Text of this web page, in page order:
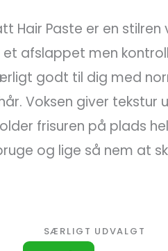
Hair Paste er en
et afslappet men
godt til dig med
Voksen giver tekstur
frisuren på plads
og lige så nem at
SÆRLIGT UDVALGT